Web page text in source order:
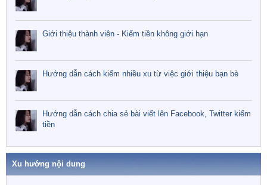
Giới thiệu thành viên - Kiếm tiền không giới hạn
Hướng dẫn cách kiếm nhiều xu từ việc giới thiệu bạn bè
Hướng dẫn cách chia sẻ bài viết lên Facebook, Twitter kiếm
tiền
Xu hướng nội dung